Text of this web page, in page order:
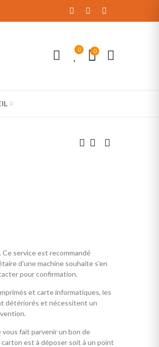
0 0
service est recommandé
d'une machine souhaite s'en
pour confirmation.
et carte informatiques, les
détériorés et nécessitent un
fait parvenir un bon de
est à déposer soit à un point